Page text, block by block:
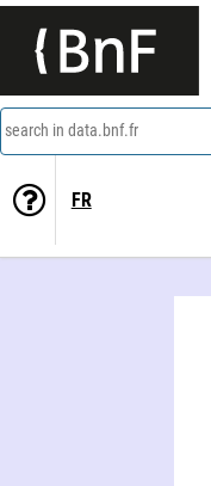
search in data.bnf.fr
FR